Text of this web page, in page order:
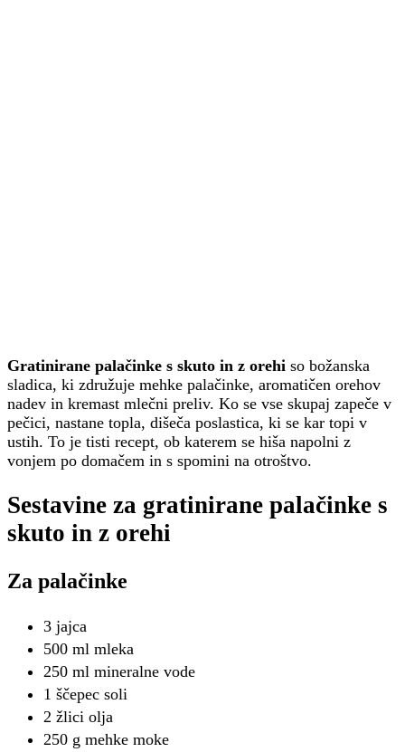
Gratinirane palačinke s skuto in z orehi so božanska
sladica, ki združuje mehke palačinke, aromatičen orehov
nadev in kremast mlečni preliv. Ko se vse skupaj zapeče v
pečici, nastane topla, dišeča poslastica, ki se kar topi v
ustih. To je tisti recept, ob katerem se hiša napolni z
vonjem po domačem in s spomini na otroštvo.
Sestavine za gratinirane palačinke s
skuto in z orehi
Za palačinke
3 jajca
500 ml mleka
250 ml mineralne vode
1 ščepec soli
2 žlici olja
250 g mehke moke